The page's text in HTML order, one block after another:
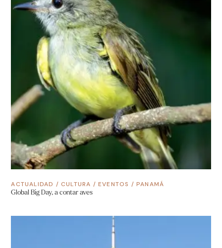
ACTUALIDAD /CULTURA /EVENTOS /PANAMÁ
Global Big Day, a contar aves